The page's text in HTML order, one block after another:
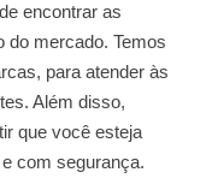
encontrar as
do mercado. Temos
para atender às
Além disso,
que você esteja
com segurança.